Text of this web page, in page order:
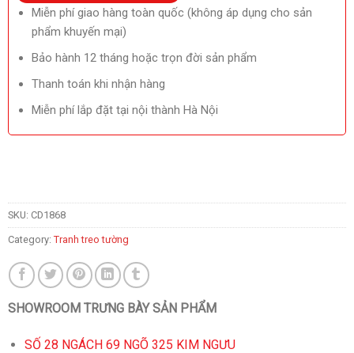
Miễn phí giao hàng toàn quốc (không áp dụng cho sản
phẩm khuyến mại)
Bảo hành 12 tháng hoặc trọn đời sản phẩm
Thanh toán khi nhận hàng
Miễn phí lắp đặt tại nội thành Hà Nội
SKU: CD1868
Category: Tranh treo tường
SHOWROOM TRƯNG BÀY SẢN PHẨM
SỐ 28 NGÁCH 69 NGÕ 325 KIM NGƯU